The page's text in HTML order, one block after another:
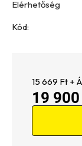
Elérhetőség
Kód:
15 669 Ft +
19